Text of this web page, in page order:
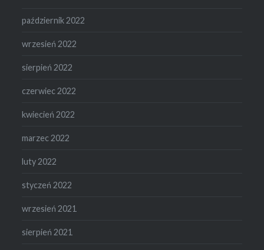
październik 2022
wrzesień 2022
sierpień 2022
czerwiec 2022
kwiecień 2022
marzec 2022
luty 2022
styczeń 2022
wrzesień 2021
sierpień 2021